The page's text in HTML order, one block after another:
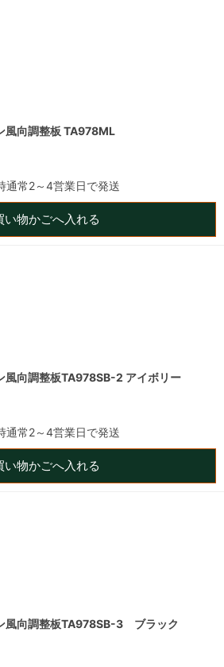
風向調整板 TA978ML
常2～4営業日で発送
い物かごへ入れる
風向調整板TA978SB-2 アイボリー
常2～4営業日で発送
い物かごへ入れる
風向調整板TA978SB-3 ブラック